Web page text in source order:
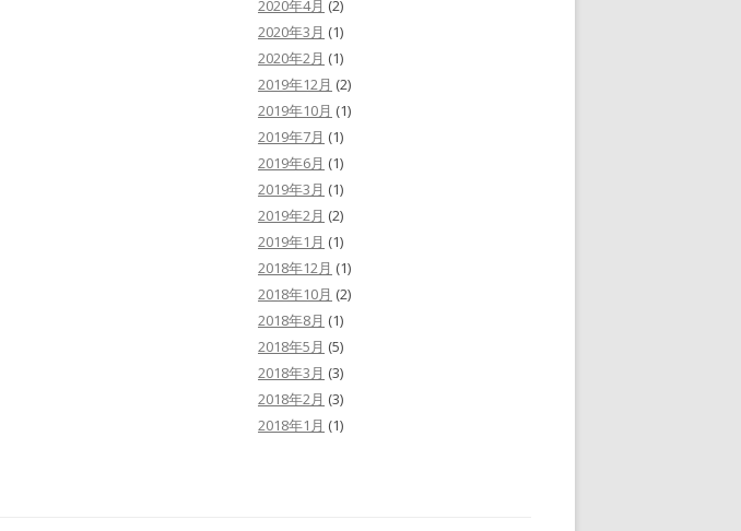
2020年4月 (2)
2020年3月 (1)
2020年2月 (1)
2019年12月 (2)
2019年10月 (1)
2019年7月 (1)
2019年6月 (1)
2019年3月 (1)
2019年2月 (2)
2019年1月 (1)
2018年12月 (1)
2018年10月 (2)
2018年8月 (1)
2018年5月 (5)
2018年3月 (3)
2018年2月 (3)
2018年1月 (1)